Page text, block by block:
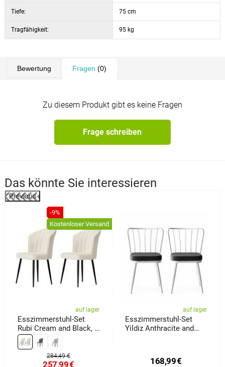
Tiefe: 75 cm
Tragfähigkeit: 95 kg
Bewertung Fragen (0)
Zu diesem Produkt gibt es keine Fragen
Frage schreiben
Das könnte Sie interessieren
Previous
-9%
Kostenloser Versand
auf lager
Esszimmerstuhl-Set
Rubi Cream and Black, 2
Stück
284,49 €
257,99€
auf lager
Esszimmerstuhl-Set
Yildiz Anthracite and
168,99€